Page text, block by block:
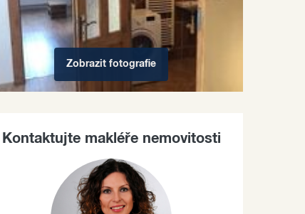
Zobrazit fotografie
Kontaktujte makléře nemovitosti